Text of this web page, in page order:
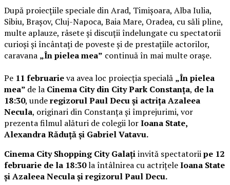
După proiecțiile speciale din Arad, Timișoara, Alba Iulia,
Sibiu, Brașov, Cluj-Napoca, Baia Mare, Oradea, cu săli pline,
multe aplauze, râsete și discuții îndelungate cu spectatorii
curioși și încântați de poveste și de prestațiile actorilor,
caravana „În pielea mea” continuă în mai multe orașe.
Pe 11 februarieva avea loc proiecția specială „În pielea
mea” de la Cinema City din City Park Constanța, de la
18:30, underegizorul Paul Decu și actrița Azaleea
Necula, originari din Constanța și împrejurimi, vor
prezenta filmul alături de colegii lorIoana State,
Alexandra Răduță și Gabriel Vatavu.
Cinema City Shopping City Galațiinvită spectatoriipe 12
februarie de la 18:30la întâlnirea cu actrițeleIoana State
și Azaleea Necula și regizorul Paul Decu.